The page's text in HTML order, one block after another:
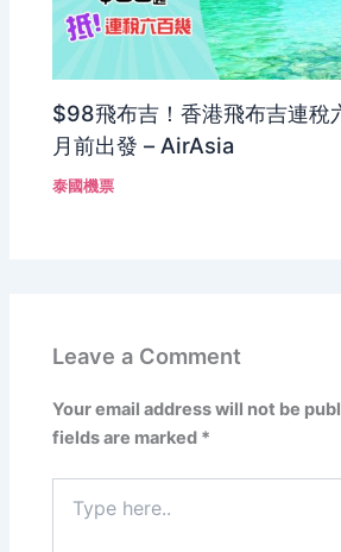
$98飛布吉！香港飛布吉連稅
月前出發 – AirAsia
泰國機票
Leave a Comment
Your email address will not be
fields are marked *
here..